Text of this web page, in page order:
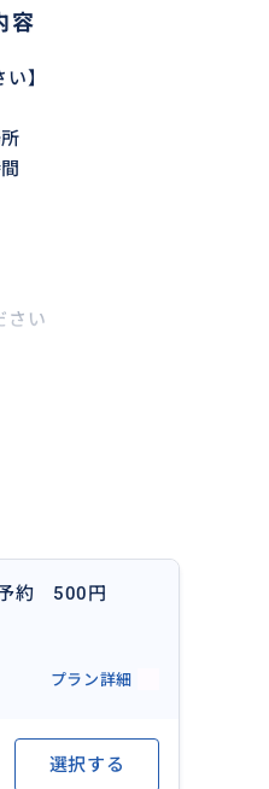
容
】
さい
連絡先をお教えください
ャット連絡先
予約 500円
プラン詳細
選択する